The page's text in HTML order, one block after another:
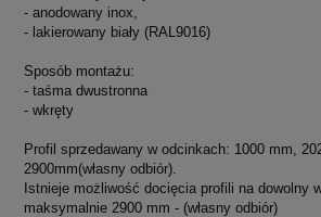
- anodowany inox,
- lakierowany biały (RAL9016)
Sposób montażu:
- taśma dwustronna
- wkręty
Profil sprzedawany w odcinkach: 1000 mm,
2900mm(własny odbiór).
Istnieje możliwość docięcia profili na dowolny
maksymalnie 2900 mm - (własny odbiór)